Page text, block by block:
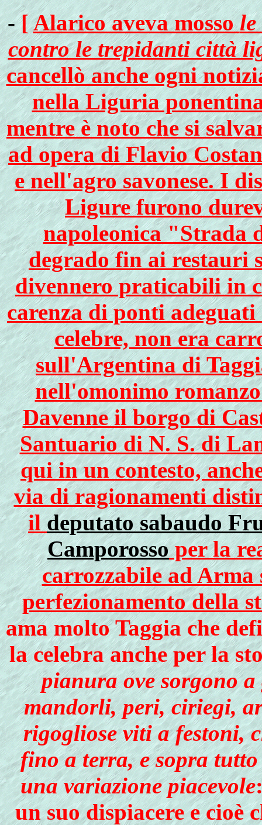
-[Alarico aveva mossole
contro le trepidanti città
cancellò anche ogni
nella Liguria
mentre è noto che si
ad opera di Flavio
e nell'agro savonese. I
Ligure furono
napoleonica "Strada
degrado fin ai restauri
divennero praticabili in
carenza di ponti adeguati
celebre, non era
sull'Argentina di
nell'omonimo
Davenne il borgo di
Santuario di N. S. di
qui in un contesto,
via di ragionamenti
ildeputato sabaudo
Camporossoper la
carrozzabile ad
perfezionamento della
ama molto Taggia che
la celebra anche per la
pianura ove sorgono
mandorli, peri, ciriegi,
rigogliose viti a festoni,
fino a terra, e sopra
una variazione piacevole
un suo dispiacere e